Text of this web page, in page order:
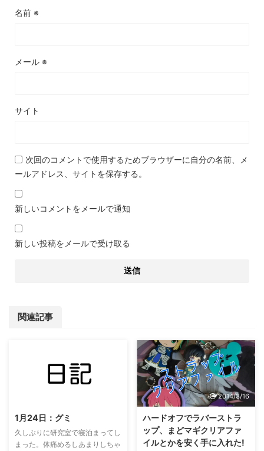
名前 ※
メール ※
サイト
次回のコメントで使用するためブラウザーに自分の名前、メ
ールアドレス、サイトを保存する。
新しいコメントをメールで通知
新しい投稿をメールで受け取る
関連記事
1月24日：グミ
久しぶりに研究室で寝泊まってし
まった。体痛めるしあまりしちゃ
2014/3/16
ハードオフでラバーストラ
ップ、まどマギクリアファ
イルとかを安く手に入れた!